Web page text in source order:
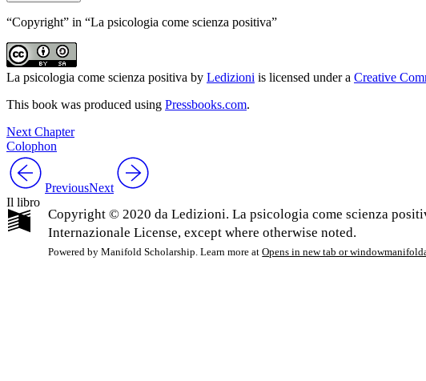
“Copyright” in “La psicologia come scienza positiva”
La psicologia come scienza positiva by Ledizioni is licensed under a Creative
This book was produced using Pressbooks.com.
Next Chapter
Colophon
PreviousNext
Il libro
Copyright © 2020 da Ledizioni. La psicologia come scienza
Internazionale License, except where otherwise noted.
Powered by Manifold Scholarship. Learn more at Opens in new tab or window